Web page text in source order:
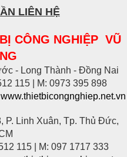
LIÊN HỆ
CÔNG NGHIỆP VŨ
- Long Thành - Đồng Nai
115 | M: 0973 395 898
P. Linh Xuân, Tp. Thủ Đức,
115 | M: 097 1717 333